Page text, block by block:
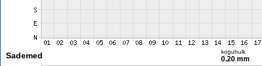
Sademed koguhulk
0.20 mm